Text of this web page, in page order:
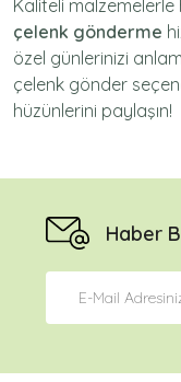
Kaliteli
çelenk gönderme
özel günlerinizi
çelenk gönder
hüzünlerini paylaşın!
Haber